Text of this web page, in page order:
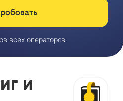
всех операторов
и